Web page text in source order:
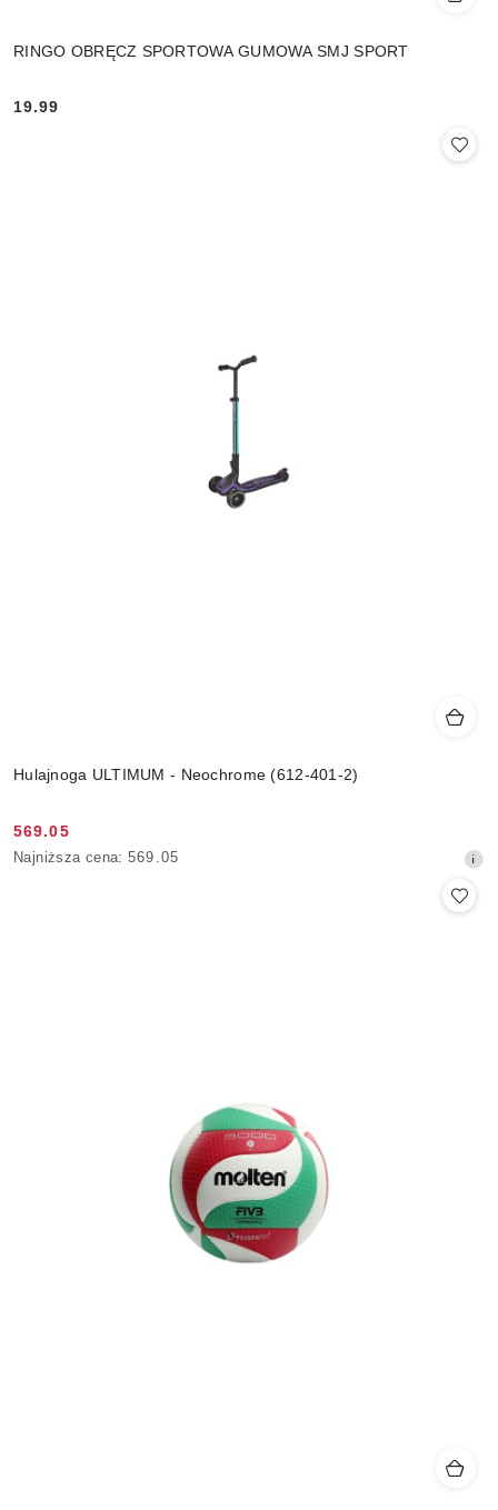
RINGO OBRĘCZ SPORTOWA GUMOWA SMJ SPORT
Cena:
19.99
Hulajnoga ULTIMUM - Neochrome (612-401-2)
Cena
promocyjna:
569.05
Najniższa
Najniższa cena: 569.05